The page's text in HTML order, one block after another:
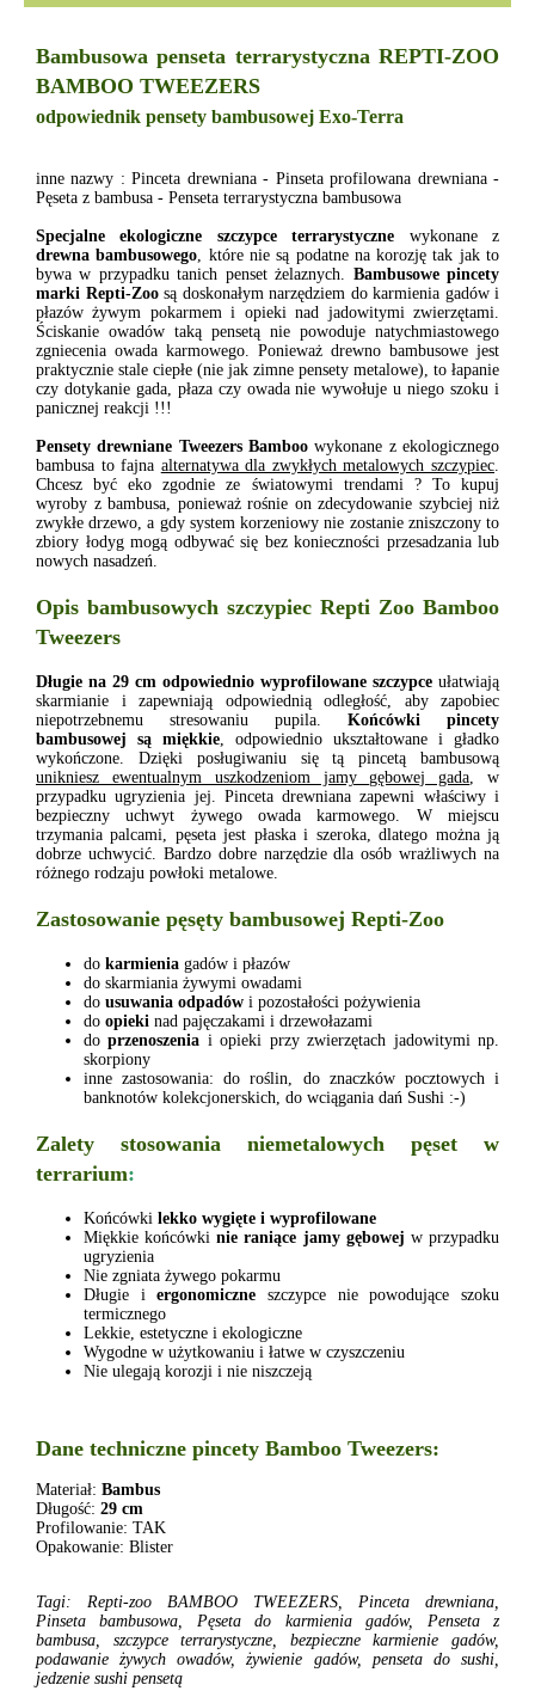
Bambusowa penseta terrarystyczna REPTI-ZOO
BAMBOO TWEEZERS
odpowiednik pensety bambusowej Exo-Terra
inne nazwy : Pinceta drewniana - Pinseta profilowana drewniana -
Pęseta z bambusa - Penseta terrarystyczna bambusowa
Specjalne ekologiczne szczypce terrarystyczne wykonane z
drewna bambusowego, które nie są podatne na korozję tak jak to
bywa w przypadku tanich penset żelaznych. Bambusowe pincety
marki Repti-Zoosą doskonałym narzędziem do karmienia gadów i
płazów żywym pokarmem i opieki nad jadowitymi zwierzętami.
Ściskanie owadów taką pensetą nie powoduje natychmiastowego
zgniecenia owada karmowego. Ponieważ drewno bambusowe jest
praktycznie stale ciepłe (nie jak zimne pensety metalowe), to łapanie
czy dotykanie gada, płaza czy owada nie wywołuje u niego szoku i
panicznej reakcji !!!
Pensety drewniane Tweezers Bamboo wykonane z ekologicznego
bambusa to fajna alternatywa dla zwykłych metalowych szczypiec.
Chcesz być eko zgodnie ze światowymi trendami ? To kupuj
wyroby z bambusa, ponieważ rośnie on zdecydowanie szybciej niż
zwykłe drzewo, a gdy system korzeniowy nie zostanie zniszczony to
zbiory łodyg mogą odbywać się bez konieczności przesadzania lub
nowych nasadzeń.
Opis bambusowych szczypiec Repti Zoo Bamboo
Tweezers
Długie na 29 cm odpowiednio wyprofilowane szczypce ułatwiają
skarmianie i zapewniają odpowiednią odległość, aby zapobiec
niepotrzebnemu stresowaniu pupila. Końcówki pincety
bambusowej są miękkie , odpowiednio ukształtowane i gładko
wykończone. Dzięki posługiwaniu się tą pincetą bambusową
unikniesz ewentualnym uszkodzeniom jamy gębowej gada , w
przypadku ugryzienia jej. Pinceta drewniana zapewni właściwy i
bezpieczny uchwyt żywego owada karmowego. W miejscu
trzymania palcami, pęseta jest płaska i szeroka, dlatego można ją
dobrze uchwycić. Bardzo dobre narzędzie dla osób wrażliwych na
różnego rodzaju powłoki metalowe.
Zastosowanie pęsęty bambusowej Repti-Zoo
do karmienia gadów i płazów
do skarmiania żywymi owadami
do usuwania odpadów i pozostałości pożywienia
do opieki nad pajęczakami i drzewołazami
doprzenoszenia i opieki przy zwierzętach jadowitymi np.
skorpiony
inne zastosowania: do roślin, do znaczków pocztowych i
banknotów kolekcjonerskich, do wciągania dań Sushi :-)
Zalety stosowania niemetalowych pęset w
terrarium:
Końcówki lekko wygięte i wyprofilowane
Miękkie końcówkinie raniące jamy gębowej w przypadku
ugryzienia
Nie zgniata żywego pokarmu
Długie iergonomiczne szczypce nie powodujące szoku
termicznego
Lekkie, estetyczne i ekologiczne
Wygodne w użytkowaniu i łatwe w czyszczeniu
Nie ulegają korozji i nie niszczeją
Dane techniczne pincety Bamboo Tweezers:
Materiał: Bambus
Długość: 29 cm
Profilowanie: TAK
Opakowanie: Blister
Tagi: Repti-zoo BAMBOO TWEEZERS, Pinceta drewniana,
Pinseta bambusowa, Pęseta do karmienia gadów, Penseta z
bambusa, szczypce terrarystyczne, bezpieczne karmienie gadów,
podawanie żywych owadów, żywienie gadów, penseta do sushi,
jedzenie sushi pensetą